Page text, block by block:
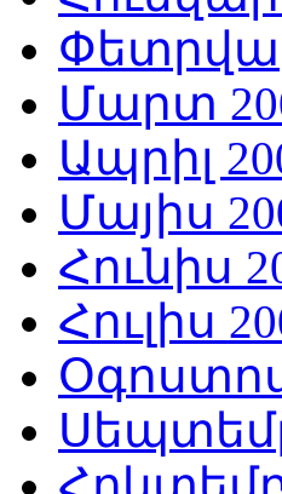
Մարտ
Ապրիլ
Մայիս
Հունիս
Հուլիս
Օգոստոս